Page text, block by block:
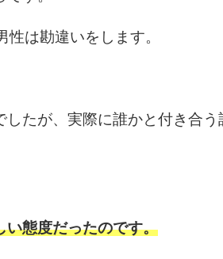
は勘違いをします。
したが、実際に誰かと付き合う
い態度だったのです。